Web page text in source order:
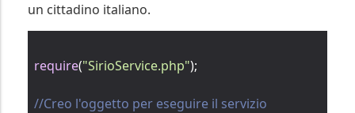
un cittadino italiano.
require("SirioService.php");
//Creo l'oggetto per eseguire il servizio